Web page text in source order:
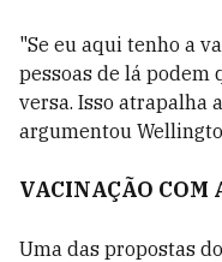
"Se eu aqui tenho a
pessoas de lá podem
versa. Isso atrapalha
argumentou
VACINAÇÃO COM
Uma das propostas